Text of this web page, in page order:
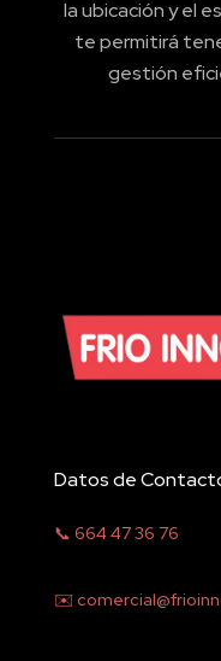
la ubicación y el
te permitirá
gestión
Datos de
📞 664 47 36 76
✉️